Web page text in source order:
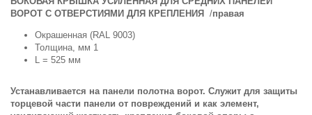
ВОРОТ С ОТВЕРСТИЯМИ ДЛЯ КРЕПЛЕНИЯ
/правая
Окрашенная (RAL 9003)
Толщина, мм 1
L = 525 мм
Устанавливается на панели полотна ворот. Служит для защиты
торцевой части панели от повреждений и как элемент,